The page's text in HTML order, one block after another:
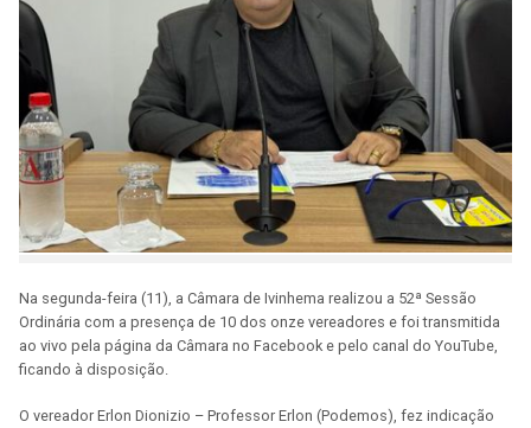
Na segunda-feira (11), a Câmara de Ivinhema realizou a 52ª Sessão
Ordinária com a presença de 10 dos onze vereadores e foi transmitida
ao vivo pela página da Câmara no Facebook e pelo canal do YouTube,
ficando à disposição.
O vereador Erlon Dionizio – Professor Erlon (Podemos), fez indicação